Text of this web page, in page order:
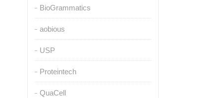
BioGrammatics
aobious
USP
Proteintech
QuaCell